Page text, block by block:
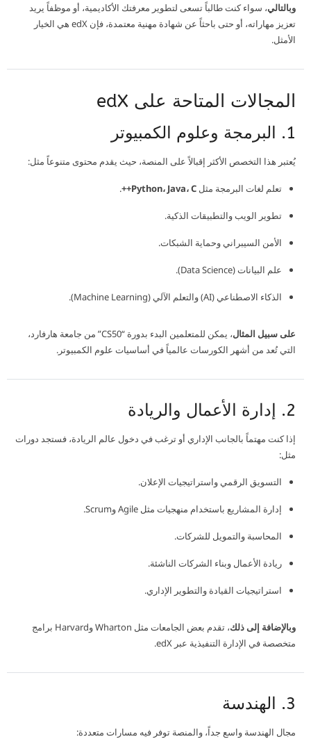
وبالتالي، سواء كنت طالباً تسعى لتطوير معرفتك الأكاديمية، أو موظفاً يريد
تعزيز مهاراته، أو حتى باحثاً عن شهادة مهنية معتمدة، فإن edX هي الخيار
الأمثل.
المجالات المتاحة على edX
1. البرمجة وعلوم الكمبيوتر
يُعتبر هذا التخصص الأكثر إقبالاً على المنصة، حيث يقدم محتوى متنوعاً مثل:
تعلم لغات البرمجة مثل Python، Java، C++ .
تطوير الويب والتطبيقات الذكية.
الأمن السيبراني وحماية الشبكات.
علم البيانات (Data Science).
الذكاء الاصطناعي (AI) والتعلم الآلي (Machine Learning).
على سبيل المثال
، يمكن للمتعلمين البدء بدورة “CS50” من جامعة هارفارد،
التي تُعد من أشهر الكورسات عالمياً في أساسيات علوم الكمبيوتر.
2. إدارة الأعمال والريادة
إذا كنت مهتماً بالجانب الإداري أو ترغب في دخول عالم الريادة، فستجد دورات
مثل:
التسويق الرقمي واستراتيجيات الإعلان.
إدارة المشاريع باستخدام منهجيات مثل Agile وScrum.
المحاسبة والتمويل للشركات.
ريادة الأعمال وبناء الشركات الناشئة.
استراتيجيات القيادة والتطوير الإداري.
وبالإضافة إلى ذلك
، تقدم بعض الجامعات مثل Wharton وHarvard برامج
متخصصة في الإدارة التنفيذية عبر edX.
3. الهندسة
مجال الهندسة واسع جداً، والمنصة توفر فيه مسارات متعددة: